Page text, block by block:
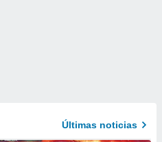
Últimas noticias